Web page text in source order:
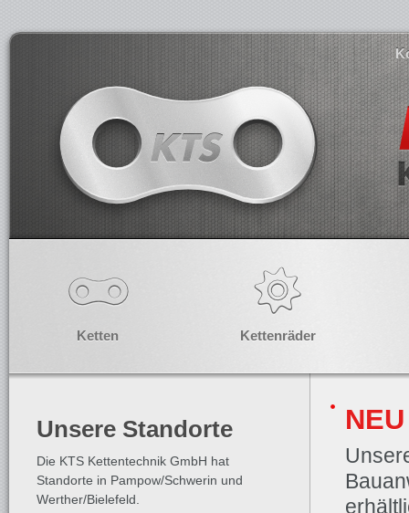
Ketten Kettenräder
Unsere Standorte
Die KTS Kettentechnik GmbH hat
Standorte in Pampow/Schwerin und
Werther/Bielefeld.